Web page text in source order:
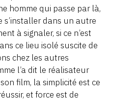
homme qui passe par là,
s’installer dans un autre
à signaler, si ce n’est
ce lieu isolé suscite de
chez les autres
l’a dit le réalisateur
film, la simplicité est ce
et force est de